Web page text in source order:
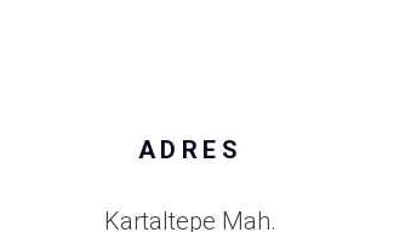
ADRES
Kartaltepe Mah.